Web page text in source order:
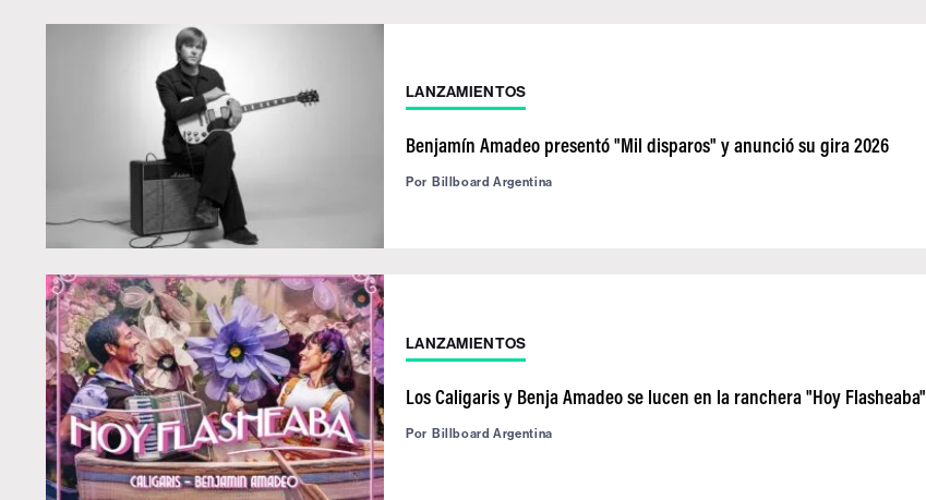
LANZAMIENTOS
Benjamín Amadeo presentó "Mil disparos" y anunció su gira 2026
Por Billboard Argentina
LANZAMIENTOS
Los Caligaris y Benja Amadeo se lucen en la ranchera "Hoy Flasheaba"
Por Billboard Argentina